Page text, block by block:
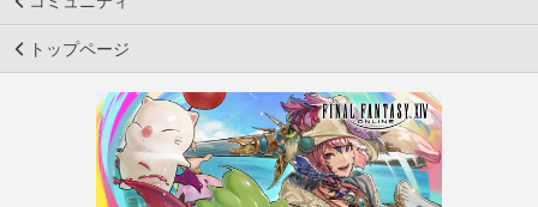
トップページ